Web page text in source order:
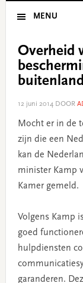
MENU
Overheid
12 juni 2014DOOR
Mocht er in de
zijn die een
kan de
minister Kamp
Kamer gemeld.
Volgens Kamp
goed
hulpdiensten
garanderen.